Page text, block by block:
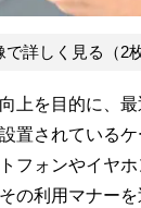
で詳しく見る（2枚
上を目的に、
置されているケ
フォンやイヤ
の利用マナー